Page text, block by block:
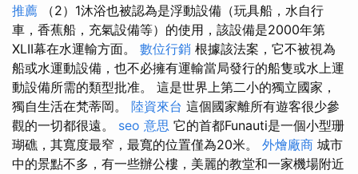
推薦 （2）1沐浴也被認為是浮動設備（玩具船，水自行
車，香蕉船，充氣設備等）的使用，該設備是2000年第
XLII幕在水運輸方面。 數位行銷 根據該法案，它不被視為
船或水運動設備，也不必擁有運輸當局發行的船隻或水上運
動設備所需的類型批准。 這是世界上第二小的獨立國家，
獨自生活在梵蒂岡。 陸資來台 這個國家離所有遊客很少參
觀的一切都很遠。 seo 意思 它的首都Funauti是一個小型珊
瑚礁，其寬度最窄，最寬的位置僅為20米。 外燴廠商 城市
中的景點不多，有一些辦公樓，美麗的教堂和一家機場附近